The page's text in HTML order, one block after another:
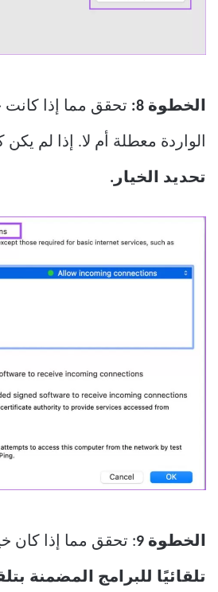
الخطوة 8: تحقق مما إذا كانت
الواردة معطلة أم لا. إذا لم
تحديد الخيار.
الخطوة 9 : تحقق مما إذا كان
تلقائيًا للبرامج المضمنة